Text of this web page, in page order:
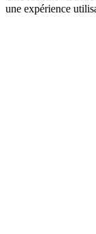
une expérience